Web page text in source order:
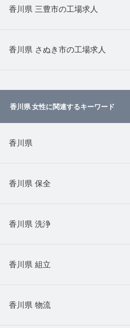
香川県 三豊市の工場求人
香川県 さぬき市の工場求人
香川県 女性に関連するキーワード
香川県
香川県 保全
香川県 洗浄
香川県 組立
香川県 物流